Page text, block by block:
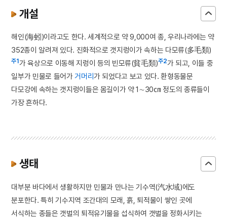
개설
해인(海蚓)이라고도 한다. 세계적으로 약 9,000여 종, 우리나라에는 약
352종이 알려져 있다. 진화적으로 갯지렁이가 속하는 다모류(多毛類)
주1 가 육상으로 이동해 지렁이 등의 빈모류(貧毛類)주2가 되고, 이들 중
일부가 민물로 들어가거머리가 되었다고 보고 있다. 환형동물문
다모강에 속하는 갯지렁이들은 몸길이가 약 1∼30㎝ 정도의 종류들이
가장 흔하다.
생태
대부분 바다에서 생활하지만 민물과 만나는 기수역(汽水域)에도
분포한다. 특히 기수지역 조간대의 모래, 흙, 퇴적물이 쌓인 곳에
서식하는 종들은 갯벌의 퇴적유기물을 섭식하여 갯벌을 정화시키는